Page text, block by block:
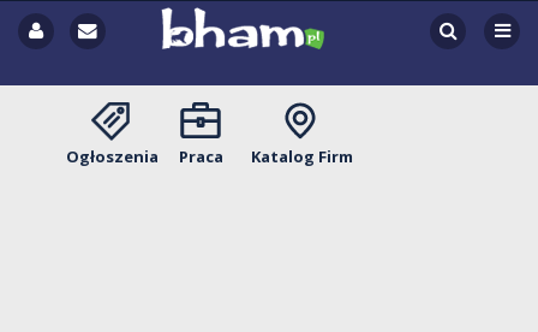
Ogłoszenia Praca Katalog Firm